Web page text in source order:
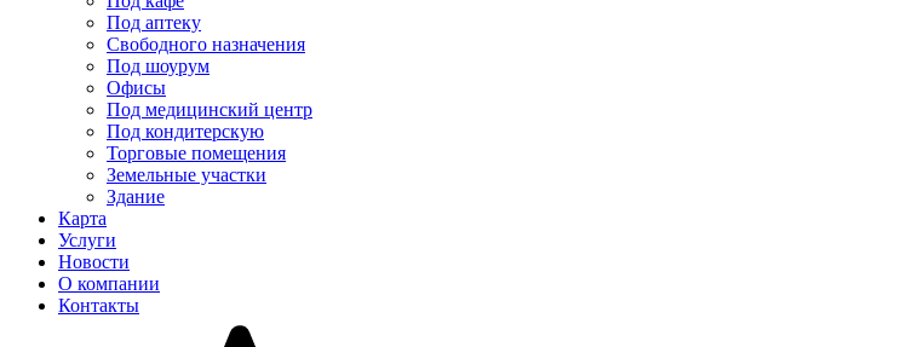
Под аптеку
Свободного назначения
Под шоурум
Офисы
Под медицинский центр
Под кондитерскую
Торговые помещения
Земельные участки
Здание
Карта
Услуги
Новости
О компании
Контакты